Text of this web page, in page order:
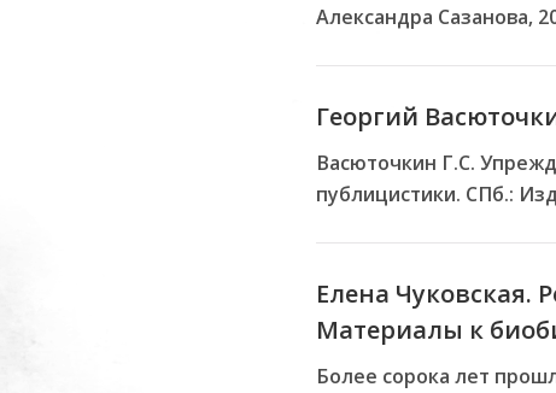
Александра Сазанова,
Георгий
Васюточкин Г.С.
публицистики. СПб.:
Елена Чуковская.
Материалы к
Более сорока лет